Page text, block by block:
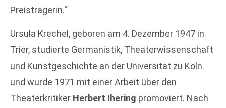
Preisträgerin.“
Ursula Krechel, geboren am 4. Dezember 1947 in
Trier, studierte Germanistik, Theaterwissenschaft
und Kunstgeschichte an der Universität zu Köln
und wurde 1971 mit einer Arbeit über den
Theaterkritiker Herbert Ihering promoviert. Nach